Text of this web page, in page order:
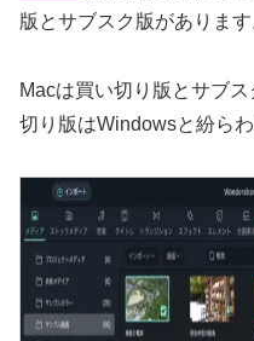
版とサブスク版があります
Macは買い切り版とサブ
切り版はWindowsと紛ら